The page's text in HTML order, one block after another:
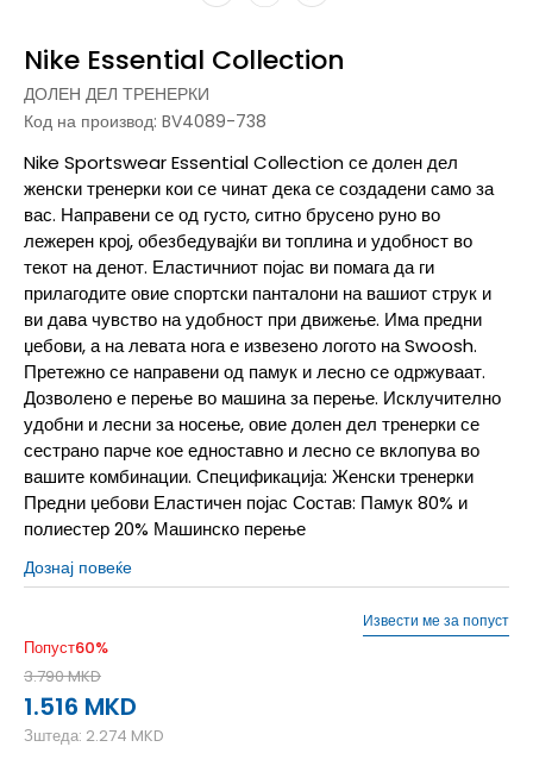
Nike Essential Collection
ДОЛЕН ДЕЛ ТРЕНЕРКИ
Код на производ: BV4089-738
Nike Sportswear Essential Collection се долен дел
женски тренерки кои се чинат дека се создадени само за
вас. Направени се од густо, ситно брусено руно во
лежерен крој, обезбедувајќи ви топлина и удобност во
текот на денот. Еластичниот појас ви помага да ги
прилагодите овие спортски панталони на вашиот струк и
ви дава чувство на удобност при движење. Има предни
џебови, а на левата нога е извезено логото на Swoosh.
Претежно се направени од памук и лесно се одржуваат.
Дозволено е перење во машина за перење. Исклучително
удобни и лесни за носење, овие долен дел тренерки се
сестрано парче кое едноставно и лесно се вклопува во
вашите комбинации. Спецификација: Женски тренерки
Предни џебови Еластичен појас Состав: Памук 80% и
полиестер 20% Машинско перење
Дознај повеќе
Попуст60%
3.790MKD
1.516 MKD
Зштеда: 2.274 MKD
Извести ме за попуст